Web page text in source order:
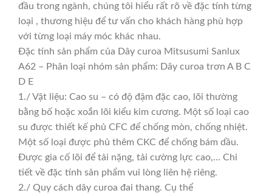
đầu trong ngành, chúng tôi hiểu rất rõ về đặc tính từng
loại , thương hiệu để tư vấn cho khách hàng phù hợp
với từng loại máy móc khác nhau.
Đặc tính sản phẩm của Dây curoa Mitsusumi Sanlux
A62 – Phân loại nhóm sản phẩm: Dây curoa trơn A B C
D E
1./ Vật liệu: Cao su – có độ đậm đặc cao, lõi thường
bằng bố hoặc xoắn lõi kiểu kim cương. Một số loại cao
su được thiết kế phủ CFC để chống mòn, chống nhiệt.
Một số loại được phủ thêm CKC để chống bám dầu.
Được gia cố lõi để tải nặng, tải cường lực cao,… Chi
tiết về đặc tính sản phẩm vui lòng liên hệ riêng.
2./ Quy cách dây curoa đai thang. Cụ thể